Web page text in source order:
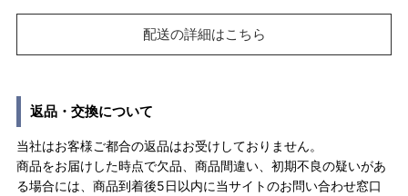
配送の詳細はこちら
返品・交換について
当社はお客様ご都合の返品はお受けしておりません。
商品をお届けした時点で欠品、商品間違い、初期不良の疑いがあ
る場合には、商品到着後5日以内に当サイトのお問い合わせ窓口